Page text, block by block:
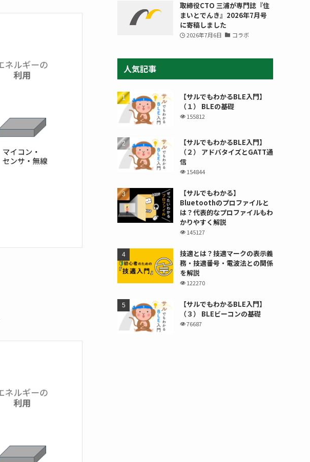
取締役CTO 三浦が専門誌『住
まいとでんき』2026年7月号
に寄稿しました
2026年7月6日 コラボ
人気記事
【サルでもわかるBLE入門】
（１） BLEの基礎
155812
【サルでもわかるBLE入門】
（２） アドバタイズとGATT通
信
154844
【サルでもわかる】
Bluetoothのプロファイルと
は？代表的なプロファイルもわ
かりやすく解説
145127
技適とは？技適マークの表示義
務・技適番号・電波法との関係
を解説
122270
【サルでもわかるBLE入門】
（３） BLEビーコンの基礎
76687